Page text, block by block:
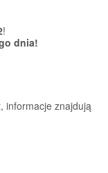
!
dnia!
informacje znajdują